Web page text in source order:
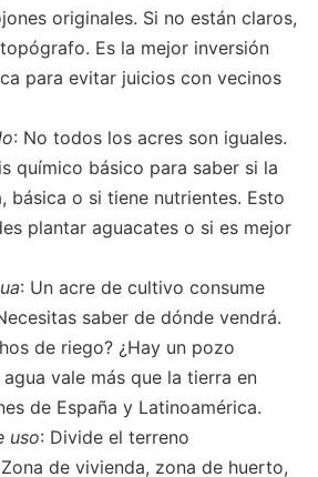
originales. Si no están claros,
Es la mejor inversión
para evitar juicios con vecinos
: No todos los acres son iguales.
químico básico para saber si la
básica o si tiene nutrientes. Esto
plantar aguacates o si es mejor
: Un acre de cultivo consume
saber de dónde vendrá.
de riego? ¿Hay un pozo
vale más que la tierra en
de España y Latinoamérica.
uso: Divide el terreno
de vivienda, zona de huerto,